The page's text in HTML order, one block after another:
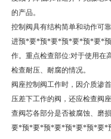
的产品。
控制阀具有结构简单和动作可
进预*要*预*要*预*要*预*要*预
作。重点检查部位:对于使用在
检查耐压、耐腐的情况。
阀座控制阀工作时，因介质渗
压差下工作的阀，还应检查阀
查阀芯各部分是否被腐蚀、磨
要*预*要*预*要*预*要*预*要*